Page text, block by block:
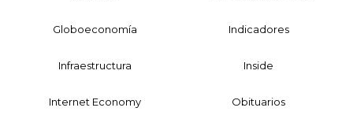
Globoeconomía Indicadores
Infraestructura Inside
Internet Economy Obituarios